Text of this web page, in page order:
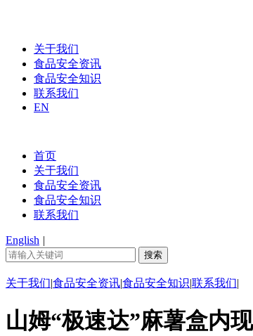
关于我们
食品安全资讯
食品安全知识
联系我们
EN
首页
关于我们
食品安全资讯
食品安全知识
联系我们
English |
关于我们|食品安全资讯|食品安全知识|联系我们|
山姆“极速达”麻薯盒内